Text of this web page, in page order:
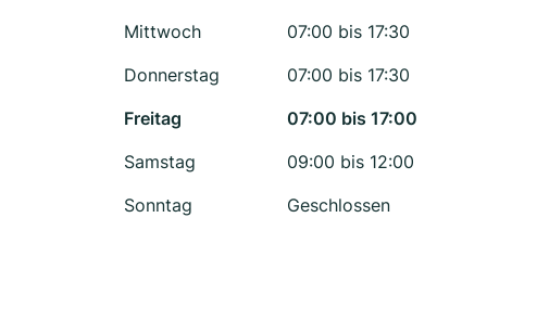
Mittwoch
07:00 bis 17:30
Donnerstag
07:00 bis 17:30
Freitag
07:00 bis 17:00
Samstag
09:00 bis 12:00
Sonntag
Geschlossen